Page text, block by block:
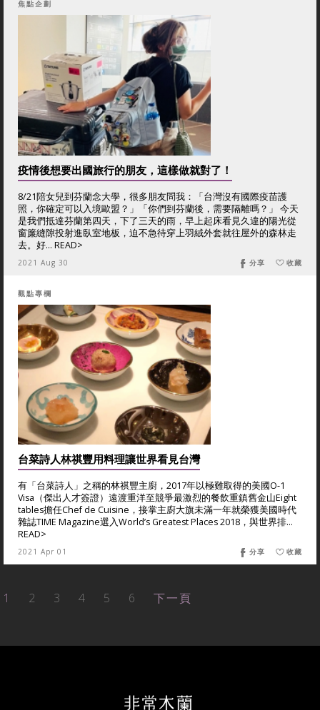
焦點企劃
疫情後想要出國旅行的朋友，這樣做就對了！
8/21陪女兒到芬蘭念大學，很多朋友問我：「台灣沒有國際疫苗護
照，你確定可以入境歐盟？」「你們到芬蘭後，需要隔離嗎？」 今天
是我們抵達芬蘭第四天，下了三天的雨，早上起床看見久違的陽光從
窗簾縫隙投射進臥室地板，迫不急待穿上羽絨外套就往屋外的森林走
去。好... READ>
2021 Aug 30 收藏
分享
觀點專欄
台菜詩人林祺豐用料理讓世界看見台灣
有「台菜詩人」之稱的林祺豐主廚，2017年以極難取得的美國O-1
Visa（傑出人才簽證）遠渡重洋至競爭最激烈的餐飲重鎮舊金山Eight
tables擔任Chef de Cuisine，接掌主廚大旗未滿一年就榮獲美國時代
雜誌TIME Magazine選入World’s Greatest Places 2018，與世界排...
READ>
2021 Apr 01 收藏
分享
1 2 3 4 5 6 下一頁